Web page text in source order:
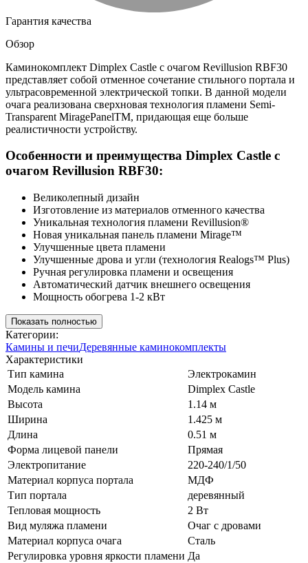
Гарантия качества
Обзор
Каминокомплект Dimplex Castle с очагом Revillusion RBF30
представляет собой отменное сочетание стильного портала и
ультрасовременной электрической топки. В данной модели
очага реализована сверхновая технология пламени Semi-
Transparent MiragePanelTM, придающая еще больше
реалистичности устройству.
Особенности и преимущества Dimplex Castle с
очагом Revillusion RBF30:
Великолепный дизайн
Изготовление из материалов отменного качества
Уникальная технология пламени Revillusion®
Новая уникальная панель пламени Mirage™
Улучшенные цвета пламени
Улучшенные дрова и угли (технология Realogs™ Plus)
Ручная регулировка пламени и освещения
Автоматический датчик внешнего освещения
Мощность обогрева 1-2 кВт
Показать полностью
Категории:
Камины и печиДеревянные каминокомплекты
Характеристики
Тип камина
Электрокамин
Модель камина
Dimplex Castle
Высота
1.14 м
Ширина
1.425 м
Длина
0.51 м
Форма лицевой панели
Прямая
Электропитание
220-240/1/50
Материал корпуса портала
МДФ
Тип портала
деревянный
Тепловая мощность
2 Вт
Вид муляжа пламени
Очаг с дровами
Материал корпуса очага
Сталь
Регулировка уровня яркости пламени Да